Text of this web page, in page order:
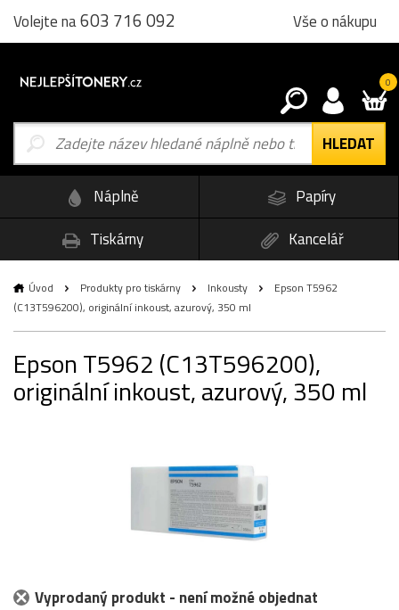
Volejte na603 716 092 Vše o nákupu
0
Náplně
Papíry
Tiskárny
Kancelář
Úvod Produkty pro tiskárny Inkousty
Epson T5962
(C13T596200), originální inkoust, azurový, 350 ml
Epson T5962 (C13T596200),
originální inkoust, azurový, 350 ml
Vyprodaný produkt - není možné objednat